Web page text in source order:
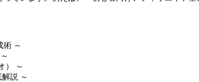
術 ～
） ～
説 ～